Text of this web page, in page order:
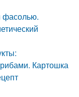
фасолью.
Картошка